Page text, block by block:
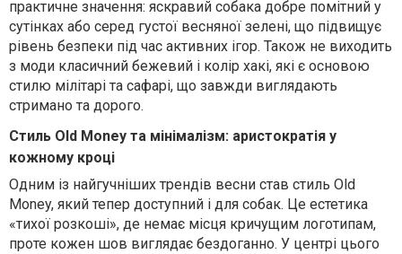
практичне значення: яскравий собака добре помітний у
сутінках або серед густої весняної зелені, що підвищує
рівень безпеки під час активних ігор. Також не виходить
з моди класичний бежевий і колір хакі, які є основою
стилю мілітарі та сафарі, що завжди виглядають
стримано та дорого.
Стиль Old Money та мінімалізм: аристократія у
кожному кроці
Одним із найгучніших трендів весни став стиль Old
Money, який тепер доступний і для собак. Це естетика
«тихої розкоші», де немає місця кричущим логотипам,
проте кожен шов виглядає бездоганно. У центрі цього